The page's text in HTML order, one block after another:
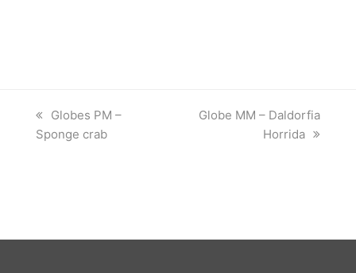
previous
post:
Globes PM –
Sponge crab
next
Globe MM – Daldorfia
Horrida